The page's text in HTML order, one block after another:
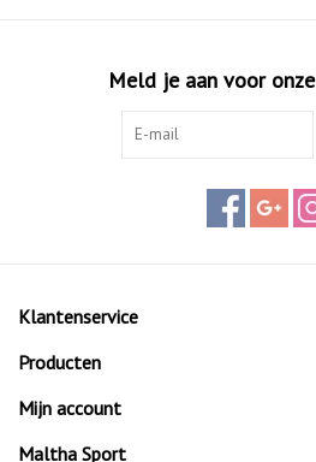
Meld je aan voor
Klantenservice
Producten
Mijn account
Maltha Sport